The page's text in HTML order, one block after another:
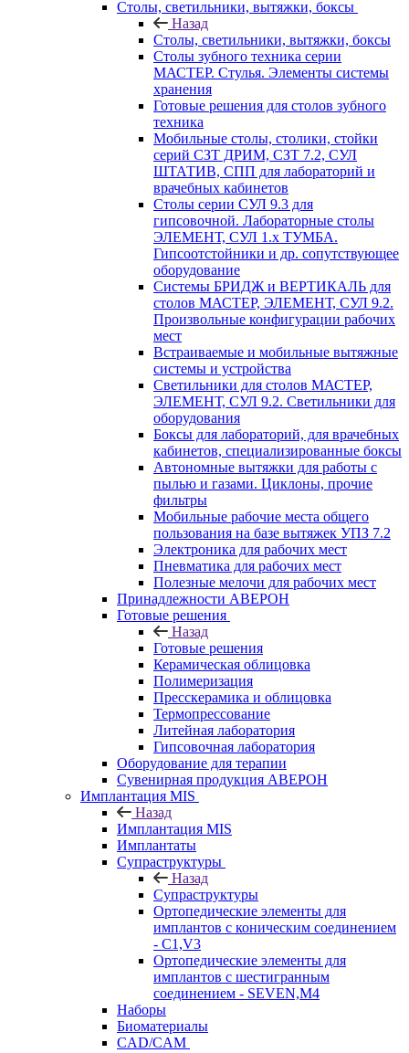
Cтолы, светильники, вытяжки, боксы
Назад
Cтолы, светильники, вытяжки, боксы
Столы зубного техника серии
МАСТЕР. Стулья. Элементы системы
хранения
Готовые решения для столов зубного
техника
Мобильные столы, столики, стойки
серий СЗТ ДРИМ, СЗТ 7.2, СУЛ
ШТАТИВ, СПП для лабораторий и
врачебных кабинетов
Столы серии СУЛ 9.3 для
гипсовочной. Лабораторные столы
ЭЛЕМЕНТ, СУЛ 1.х ТУМБА.
Гипсоотстойники и др. сопутствующее
оборудование
Системы БРИДЖ и ВЕРТИКАЛЬ для
столов МАСТЕР, ЭЛЕМЕНТ, СУЛ 9.2.
Произвольные конфигурации рабочих
мест
Встраиваемые и мобильные вытяжные
системы и устройства
Светильники для столов МАСТЕР,
ЭЛЕМЕНТ, СУЛ 9.2. Светильники для
оборудования
Боксы для лабораторий, для врачебных
кабинетов, специализированные боксы
Автономные вытяжки для работы с
пылью и газами. Циклоны, прочие
фильтры
Мобильные рабочие места общего
пользования на базе вытяжек УПЗ 7.2
Электроника для рабочих мест
Пневматика для рабочих мест
Полезные мелочи для рабочих мест
Принадлежности АВЕРОН
Готовые решения
Назад
Готовые решения
Керамическая облицовка
Полимеризация
Пресскерамика и облицовка
Термопрессование
Литейная лаборатория
Гипсовочная лаборатория
Оборудование для терапии
Сувенирная продукция АВЕРОН
Имплантация MIS
Назад
Имплантация MIS
Имплантаты
Супраструктуры
Назад
Супраструктуры
Ортопедические элементы для
имплантов с коническим соединением
- C1,V3
Ортопедические элементы для
имплантов с шестигранным
соединением - SEVEN,M4
Наборы
Биоматериалы
CAD/CAM